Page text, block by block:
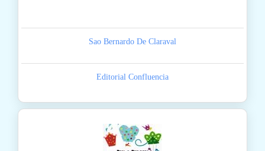
Sao Bernardo De Claraval
Editorial Confluencia